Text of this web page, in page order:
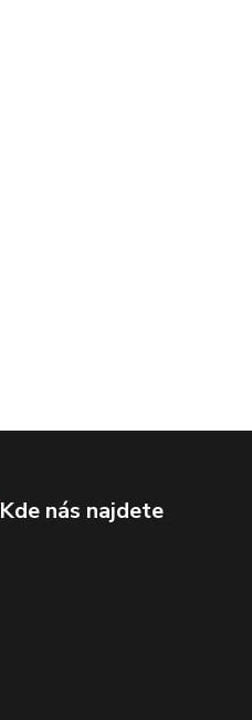
Kde nás najdete